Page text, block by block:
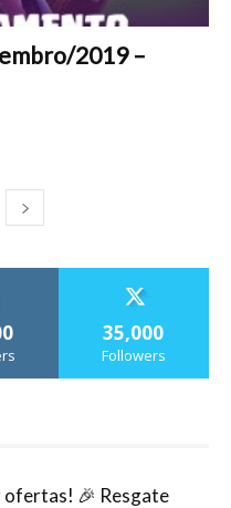
2019 –
35,000
Followers
ofertas! 🎉 Resgate